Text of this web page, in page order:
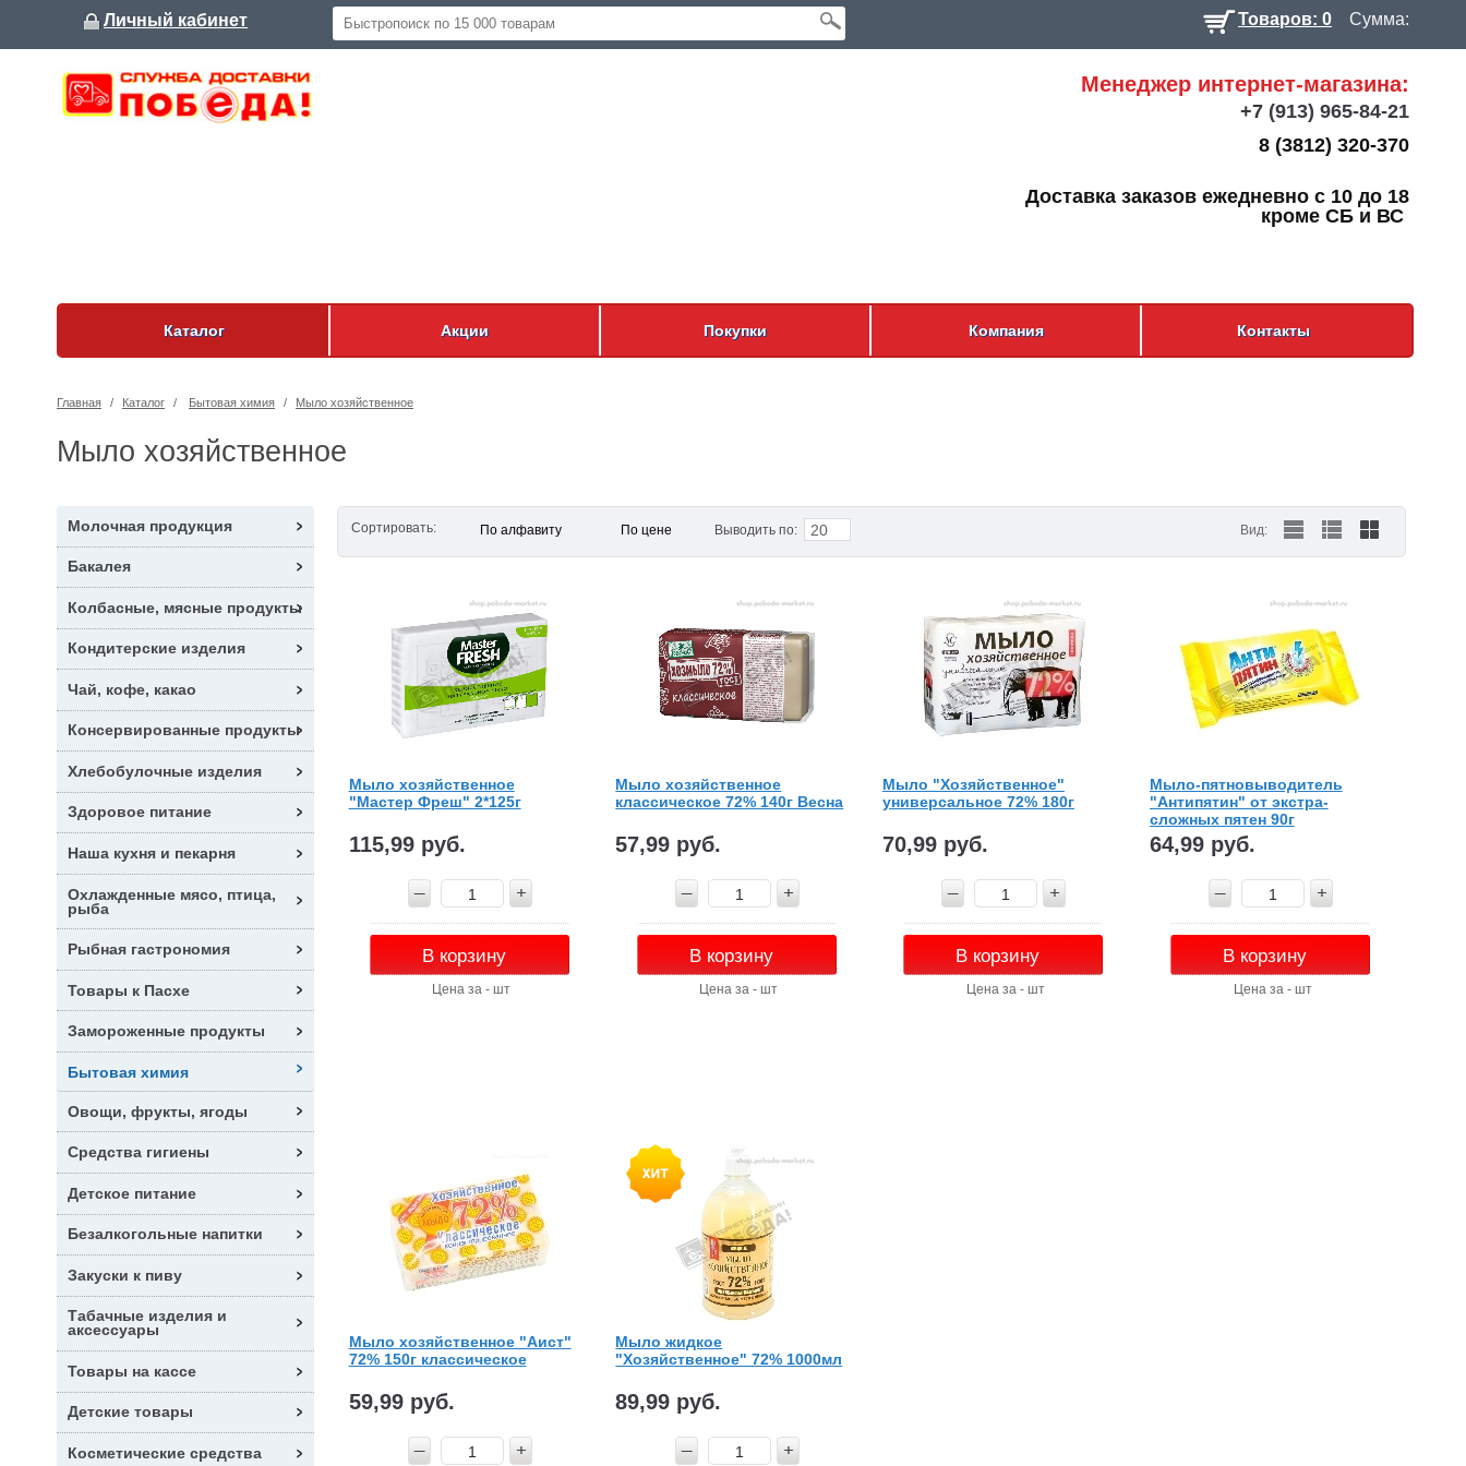
Личный кабинет Товаров: 0 Сумма:
Менеджер интернет-магазина:
+7 (913) 965-84-21
8 (3812) 320-370
Доставка заказов ежедневно с 10 до 18
кроме СБ и ВС
Каталог Акции Покупки Компания Контакты
Главная / Каталог / Бытовая химия / Мыло хозяйственное
Мыло хозяйственное
Молочная продукция
Бакалея
Колбасные, мясные продукты
Кондитерские изделия
Чай, кофе, какао
Консервированные продукты
Хлебобулочные изделия
Здоровое питание
Наша кухня и пекарня
Охлажденные мясо, птица,
рыба
Рыбная гастрономия
Товары к Пасхе
Замороженные продукты
Бытовая химия
Овощи, фрукты, ягоды
Средства гигиены
Детское питание
Безалкогольные напитки
Закуски к пиву
Табачные изделия и
аксессуары
Товары на кассе
Детские товары
Косметические средства
Сортировать: По алфавиту По цене Выводить по: 20 Вид:
Мыло хозяйственное
"Мастер Фреш" 2*125г
115,99 руб.
В корзину
Цена за - шт
Мыло хозяйственное
классическое 72% 140г Весна
57,99 руб.
В корзину
Цена за - шт
Мыло "Хозяйственное"
универсальное 72% 180г
70,99 руб.
В корзину
Цена за - шт
Мыло-пятновыводитель
"Антипятин" от экстра-
сложных пятен 90г
64,99 руб.
В корзину
Цена за - шт
Мыло хозяйственное "Аист"
72% 150г классическое
59,99 руб.
Мыло жидкое
"Хозяйственное" 72% 1000мл
89,99 руб.